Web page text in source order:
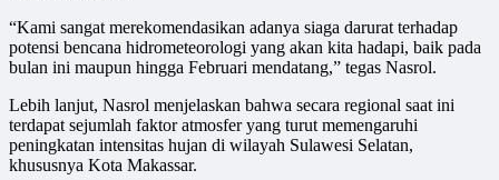
“Kami sangat merekomendasikan adanya siaga darurat terhadap
potensi bencana hidrometeorologi yang akan kita hadapi, baik pada
bulan ini maupun hingga Februari mendatang,” tegas Nasrol.
Lebih lanjut, Nasrol menjelaskan bahwa secara regional saat ini
terdapat sejumlah faktor atmosfer yang turut memengaruhi
peningkatan intensitas hujan di wilayah Sulawesi Selatan,
khususnya Kota Makassar.